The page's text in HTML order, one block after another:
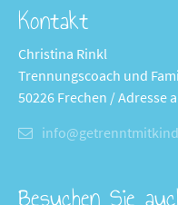
Kontakt
Christina Rinkl
Trennungscoach und
50226 Frechen / Adresse
Besuchen Sie